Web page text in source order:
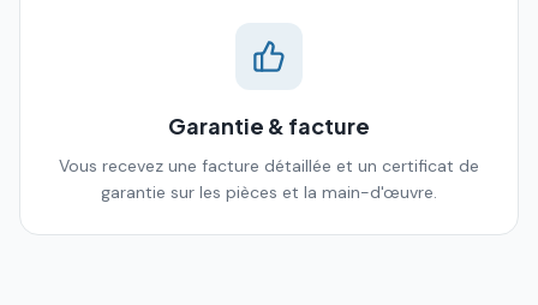
Garantie & facture
Vous recevez une facture détaillée et un certificat de
garantie sur les pièces et la main-d'œuvre.